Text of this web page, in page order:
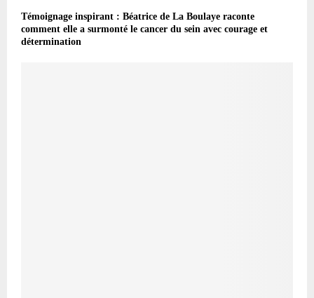
Témoignage inspirant : Béatrice de La Boulaye raconte
comment elle a surmonté le cancer du sein avec courage et
détermination